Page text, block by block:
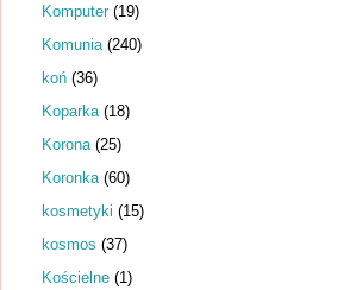
Komputer (19)
Komunia (240)
koń (36)
Koparka (18)
Korona (25)
Koronka (60)
kosmetyki (15)
kosmos (37)
Kościelne (1)